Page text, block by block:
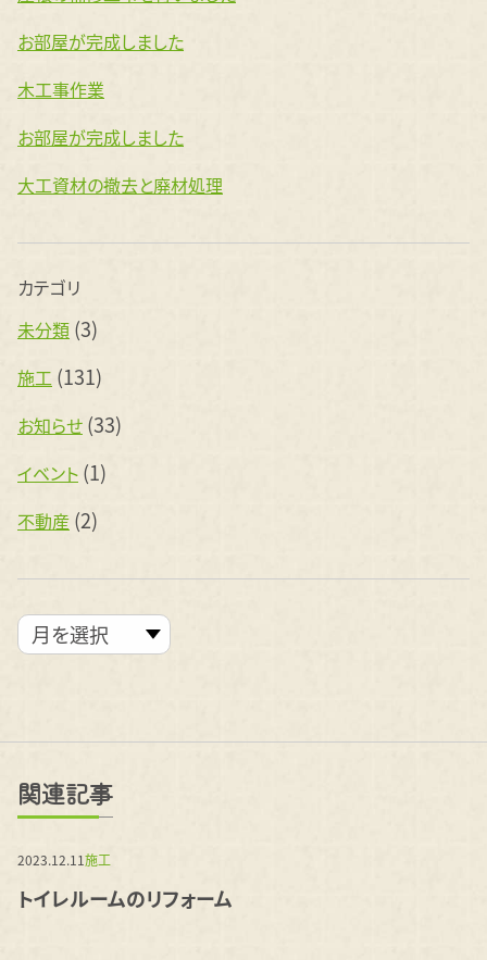
お部屋が完成しました
木工事作業
お部屋が完成しました
大工資材の撤去と廃材処理
カテゴリ
未分類 (3)
施工 (131)
お知らせ (33)
イベント (1)
不動産 (2)
関連記事
2023.12.11施工
トイレルームのリフォーム